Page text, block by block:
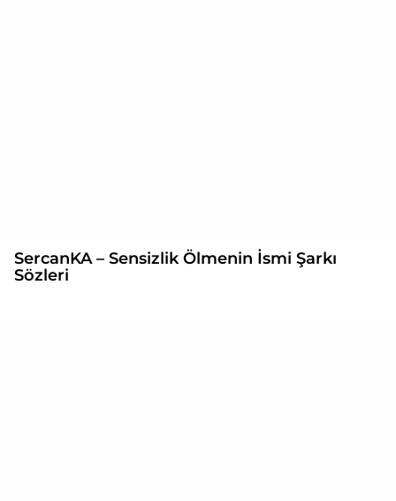
SercanKA – Sensizlik Ölmenin İsmi Şarkı
Sözleri